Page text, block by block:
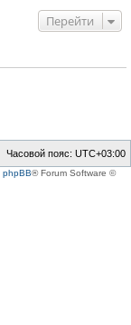
Перейти
Часовой пояс: UTC+03:00
phpBB® Forum Software ©